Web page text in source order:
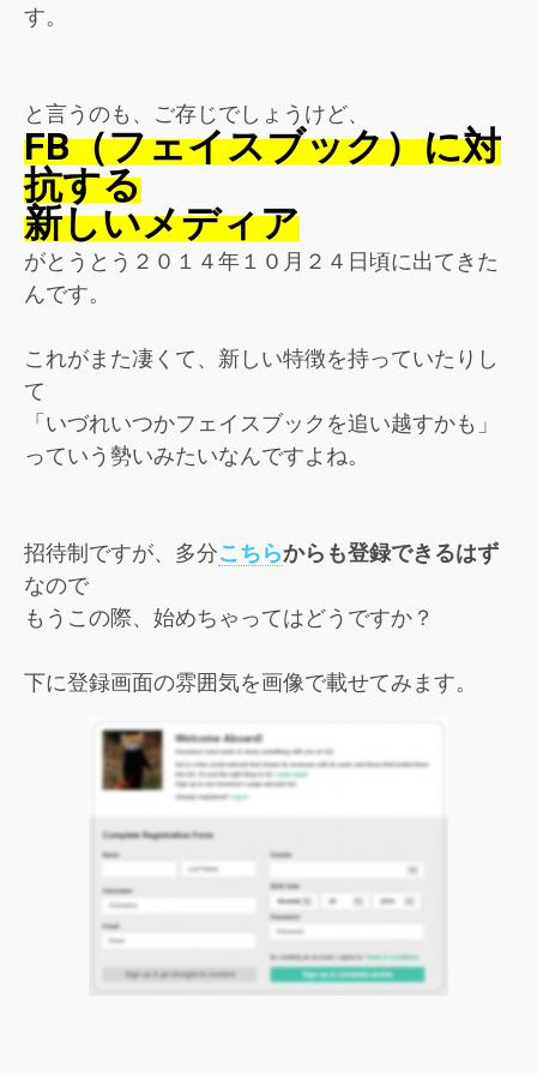
す。
と言うのも、ご存じでしょうけど、
FB（フェイスブック）に対
抗する
新しいメディア
がとうとう２０１４年１０月２４日頃に出てきた
んです。
これがまた凄くて、新しい特徴を持っていたりし
て
「いづれいつかフェイスブックを追い越すかも」
っていう勢いみたいなんですよね。
招待制ですが、多分こちらからも登録できるはず
なので
もうこの際、始めちゃってはどうですか？
下に登録画面の雰囲気を画像で載せてみます。